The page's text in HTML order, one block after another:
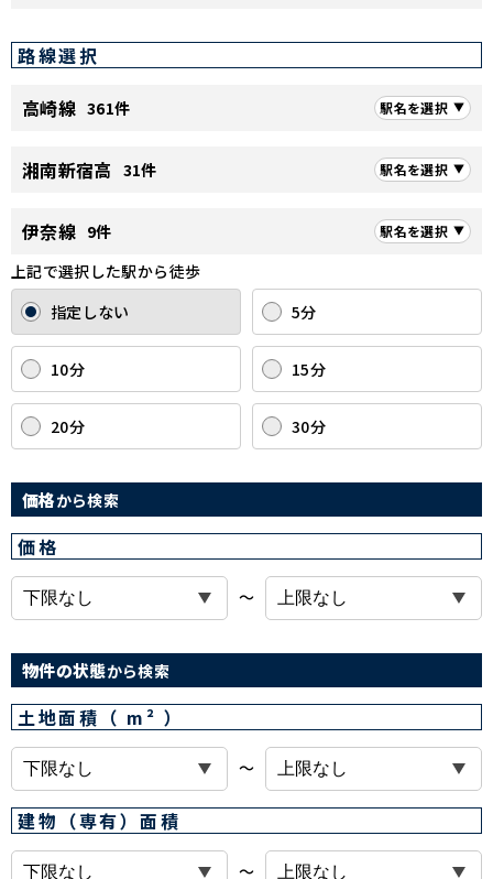
路線選択
高崎線 361件 駅名を選択
湘南新宿高 31件 駅名を選択
伊奈線 9件 駅名を選択
上記で選択した駅から徒歩
指定しない
5分
10分 15分
20分 30分
価格から検索
価格
〜
物件の状態から検索
土地面積（ m² ）
〜
建物（専有）面積
〜